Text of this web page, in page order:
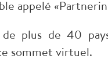
appelé
de plus de 40
sommet virtuel.